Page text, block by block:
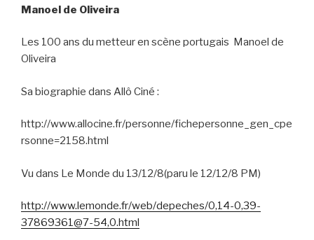
Manoel de Oliveira
Les 100 ans du metteur en scène portugais Manoel de
Oliveira
Sa biographie dans Allô Ciné :
http://www.allocine.fr/personne/fichepersonne_gen_cpe
rsonne=2158.html
Vu dans Le Monde du 13/12/8(paru le 12/12/8 PM)
http://www.lemonde.fr/web/depeches/0,14-0,39-
37869361@7-54,0.html